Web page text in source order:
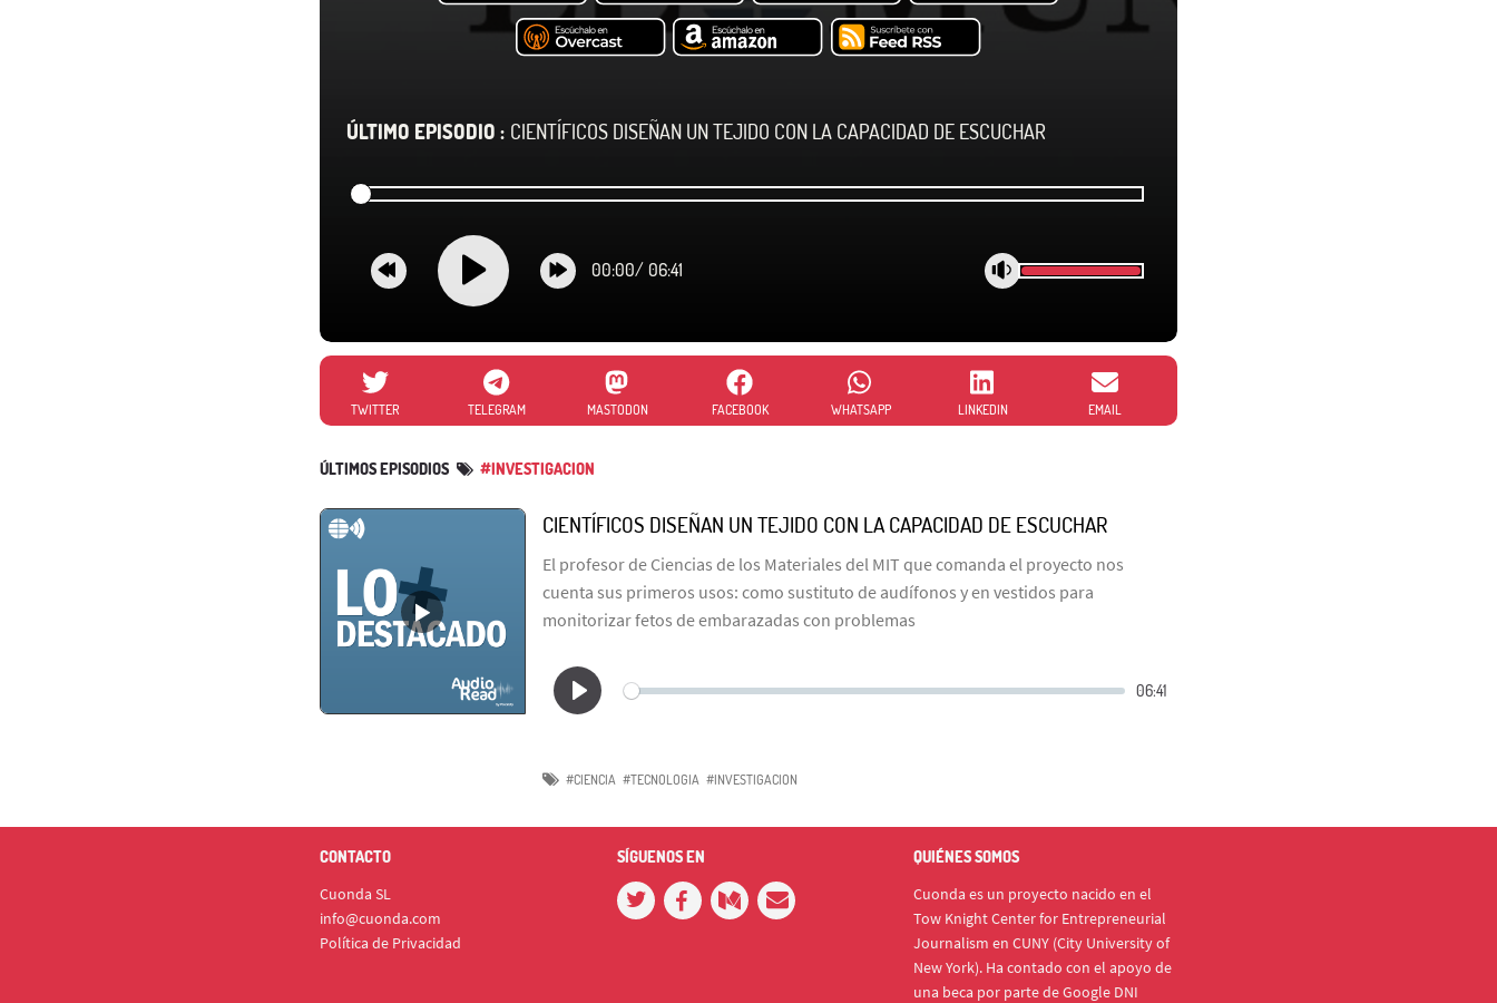
ÚLTIMO EPISODIO : CIENTÍFICOS DISEÑAN UN TEJIDO CON LA CAPACIDAD DE ESCUCHAR
00:00/ 06:41
TWITTER TELEGRAM MASTODON FACEBOOK WHATSAPP LINKEDIN EMAIL
ÚLTIMOS EPISODIOS #INVESTIGACION
CIENTÍFICOS DISEÑAN UN TEJIDO CON LA CAPACIDAD DE ESCUCHAR
El profesor de Ciencias de los Materiales del MIT que comanda el proyecto nos
cuenta sus primeros usos: como sustituto de audífonos y en vestidos para
monitorizar fetos de embarazadas con problemas
#CIENCIA #TECNOLOGIA #INVESTIGACION
CONTACTO
Cuonda SL
info@cuonda.com
Política de Privacidad
SÍGUENOS EN QUIÉNES SOMOS
Cuonda es un proyecto nacido en el
Tow Knight Center for Entrepreneurial
Journalism en CUNY (City University of
New York). Ha contado con el apoyo de
una beca por parte de Google DNI